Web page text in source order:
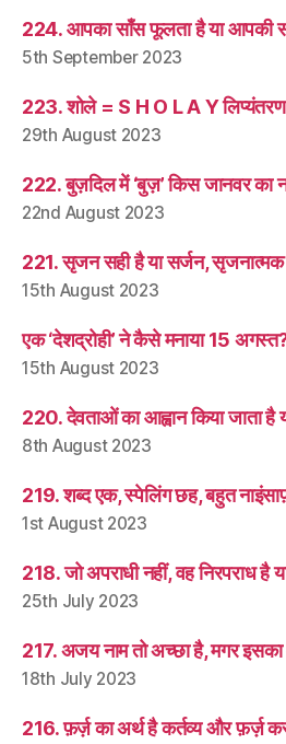
224. आपका साँस फूलता है या आपकी
5th September 2023
223. शोले = S H O L A Y लिप्यंतरण
29th August 2023
222. बुज़दिल में ‘बुज़’ किस जानवर का
22nd August 2023
221. सृजन सही है या सर्जन, सृजनात्मक
15th August 2023
एक ‘देशद्रोही’ ने कैसे मनाया 15
15th August 2023
220. देवताओं का आह्वान किया जाता है
8th August 2023
219. शब्द एक, स्पेलिंग छह, बहुत
1st August 2023
218. जो अपराधी नहीं, वह निरपराध है
25th July 2023
217. अजय नाम तो अच्छा है, मगर इसका
18th July 2023
216. फ़र्ज़ का अर्थ है कर्तव्य और फ़र्ज़